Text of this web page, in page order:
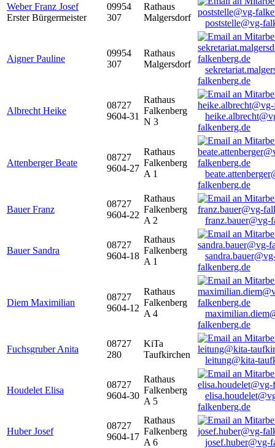
Weber Franz Josef
Erster Bürgermeister
09954
307
Rathaus
Malgersdorf
poststelle@vg-
Aigner Pauline
09954
307
Rathaus
Malgersdorf
falkenberg.de
Albrecht Heike
08727
9604-31
Rathaus
Falkenberg
N 3
falkenberg.de
Attenberger Beate
08727
9604-27
Rathaus
Falkenberg
A 1
falkenberg.de
Bauer Franz
08727
9604-22
Rathaus
Falkenberg
A 2
franz.bauer@vg-
Bauer Sandra
08727
9604-18
Rathaus
Falkenberg
A 1
falkenberg.de
Diem Maximilian
08727
9604-12
Rathaus
Falkenberg
A 4
falkenberg.de
Fuchsgruber Anita
08727
280
KiTa
Taufkirchen
leitung@kita-
Houdelet Elisa
08727
9604-30
Rathaus
Falkenberg
A 5
falkenberg.de
Huber Josef
08727
9604-17
Rathaus
Falkenberg
A 6
josef.huber@vg-